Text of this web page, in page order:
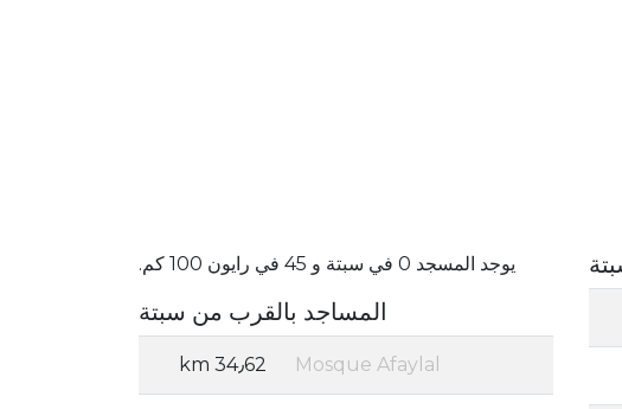
يوجد المسجد 0 في سبتة و 45 في رايون 100 كم.
المساجد بالقرب من سبتة
Mosque Afaylal 34٫62 km